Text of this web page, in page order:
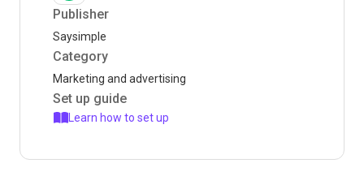
Publisher
Saysimple
Category
Marketing and advertising
Set up guide
Learn how to set up